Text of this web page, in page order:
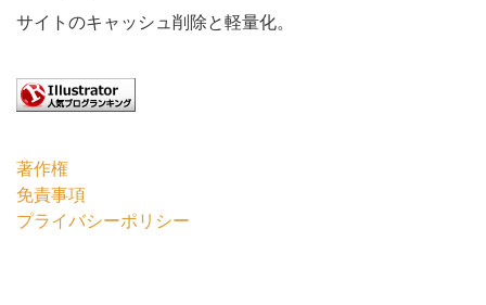
サイトのキャッシュ削除と軽量化。
著作権
免責事項
プライバシーポリシー